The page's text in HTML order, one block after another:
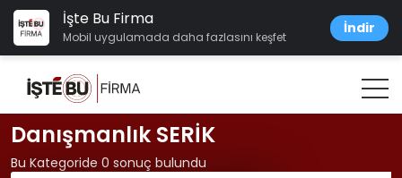
İşte Bu Firma
Mobil uygulamada daha fazlasını keşfet
İndir
Danışmanlık SERİK
Bu Kategoride 0 sonuç bulundu